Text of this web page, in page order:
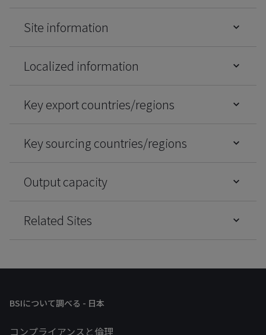
Site information
Localized information
Key export countries/regions
Key sourcing countries/regions
Output capacity
Related Sites
BSIについて調べる - 日本
コンプライアンスと倫理